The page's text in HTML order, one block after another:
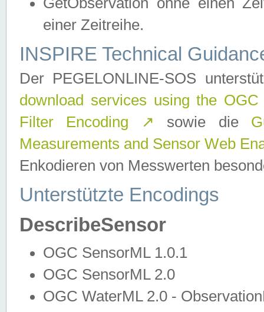
einer Zeitreihe.
INSPIRE Technical
Der PEGELONLINE-SOS
download services using the
Filter Encoding
↗ sowie die
Measurements and Sensor Web
Enkodieren von Messwerten
Unterstützte Encodings
DescribeSensor
OGC SensorML 1.0.1
OGC SensorML 2.0
OGC WaterML 2.0 -